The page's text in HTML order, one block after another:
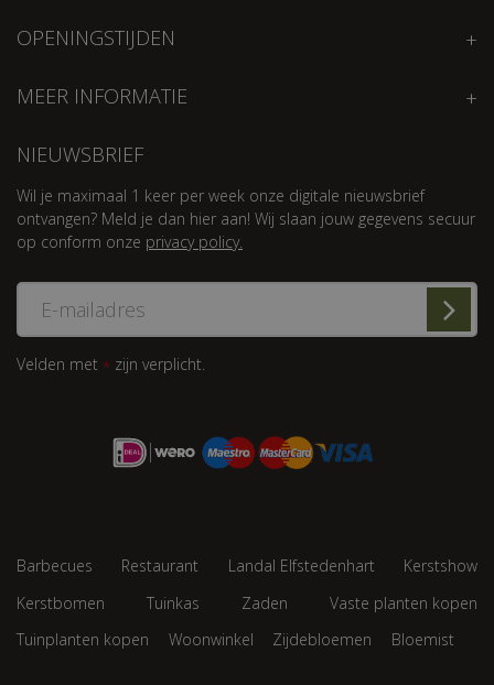
OPENINGSTIJDEN
MEER INFORMATIE
NIEUWSBRIEF
Wil je maximaal 1 keer per week onze digitale nieuwsbrief
ontvangen? Meld je dan hier aan! Wij slaan jouw gegevens secuur
op conform onze privacy policy.
Velden met * zijn verplicht.
Barbecues Restaurant Landal Elfstedenhart
Kerstshow
Kerstbomen
Tuinkas Zaden
Vaste planten kopen
Tuinplanten kopen
Woonwinkel Zijdebloemen Bloemist